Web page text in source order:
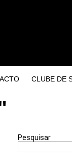
CLUBE DE
Pesquisar